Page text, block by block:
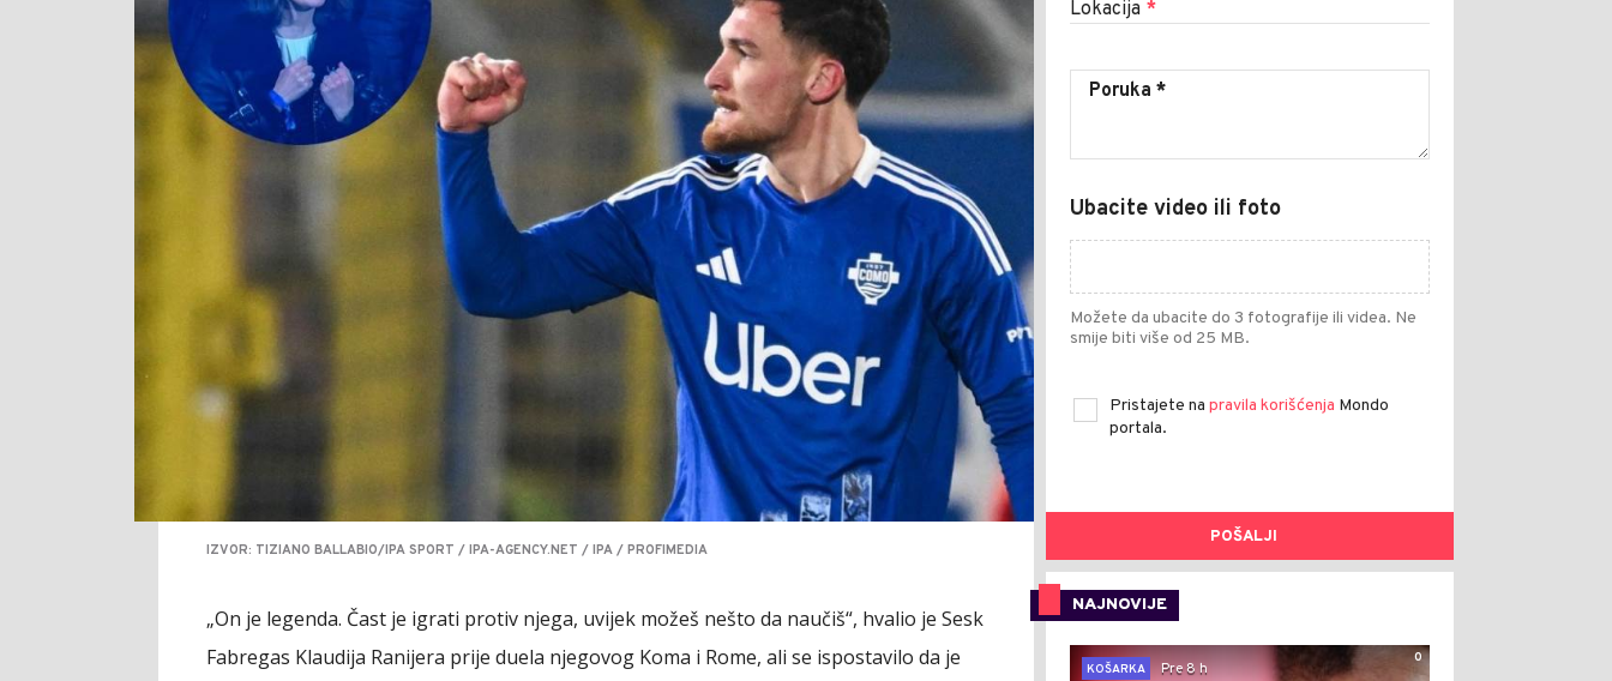
IZVOR: TIZIANO BALLABIO/IPA SPORT / IPA-AGENCY.NET / IPA / PROFIMEDIA
„On je legenda. Čast je igrati protiv njega, uvijek možeš nešto da naučiš“, hvalio je Sesk
Fabregas Klaudija Ranijera prije duela njegovog Koma i Rome, ali se ispostavilo da je
Lokacija *
Ubacite video ili foto
Možete da ubacite do 3 fotografije ili videa. Ne
smije biti više od 25 MB.
Pristajete na pravila korišćenja Mondo
portala.
POŠALJI
NAJNOVIJE
0
KOŠARKA
Pre 8 h